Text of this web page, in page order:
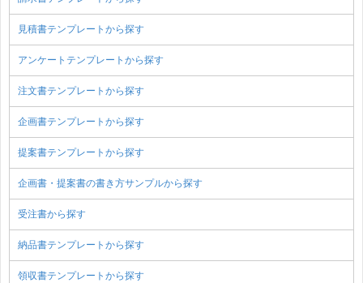
見積書テンプレートから探す
アンケートテンプレートから探す
注文書テンプレートから探す
企画書テンプレートから探す
提案書テンプレートから探す
企画書・提案書の書き方サンプルから探す
受注書から探す
納品書テンプレートから探す
領収書テンプレートから探す